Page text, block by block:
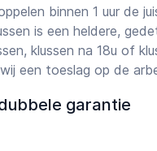
binnen 1 uur de
is een heldere,
klussen na 18u of
een toeslag op de
garantie